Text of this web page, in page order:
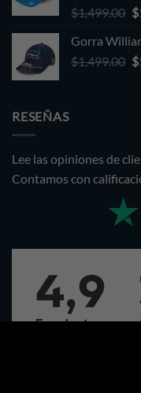
$1,499.00 $
Gorra
$1,499.00 $
RESEÑAS
Lee las opiniones de
Contamos con